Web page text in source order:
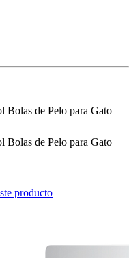
Bolas de Pelo para Gato
Bolas de Pelo para Gato
producto